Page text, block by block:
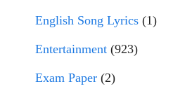
English Song Lyrics (1)
Entertainment (923)
Exam Paper (2)